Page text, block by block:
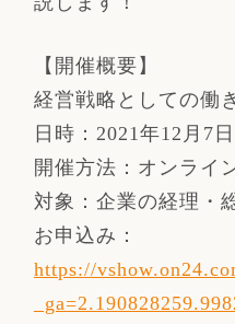
【開催概要】
経営戦略としての働
日時：2021年12月7
開催方法：オンライ
対象：企業の経理・
お申込み：
https://